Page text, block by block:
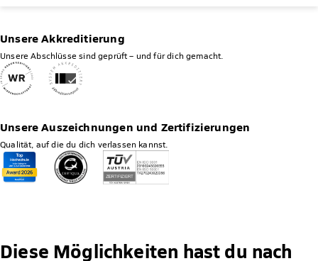
Unsere Akkreditierung
Unsere Abschlüsse sind geprüft – und für dich gemacht.
Unsere Auszeichnungen und Zertifizierungen
Qualität, auf die du dich verlassen kannst.
Diese Möglichkeiten hast du nach